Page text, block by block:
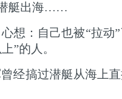
艇出海……
想：自己也被“拉动
”的人。
经搞过潜艇从海上